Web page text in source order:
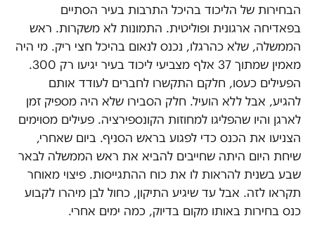
הבחירות של הליכוד‫ בהיכל התרבות בעיר הסתיים
בפאדיחה ארגונית ופוליטית. התמונות לא משקרות. ראש
הממשלה, שלא כהרגלו, נכנס לנאום בהיכל חצי ריק‫. מי היה
מאמין שמתוך 37 אלף מצביעי ליכוד בעיר יגיעו רק 300.
הפעילים כעסו‫, חלקם התקשרו לחברים לעודד אותם
להגיע, אבל ללא הועיל. חלק הסבירו שלא היה מספיק זמן
לארגן והיו שהפליגו למחוזות הקונספירציה‫. פעילים מסוימים
הצניעו את הכנס כדי לפגוע בראש הסניף. ביום שאחרי,
שיחת היום היתה שחייבים להביא את ראש הממשלה לבאר
שבע בשנית להראות לו את כוח ההתגייסות‫. פיצוי מאוחר
תקראו לזה. אבל עד שיגיע התיקון, כחול לבן מיהרו לקבוע
כנס בחירות באותו מקום בדיוק, כמה ימים אחרי.